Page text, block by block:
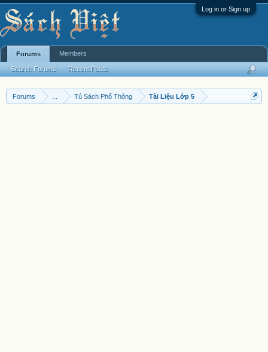
Log in or Sign up
Forums Tủ Sách Phổ Thông Tài Liệu Lớp 5
Forums
Search Forums Recent Posts
Members